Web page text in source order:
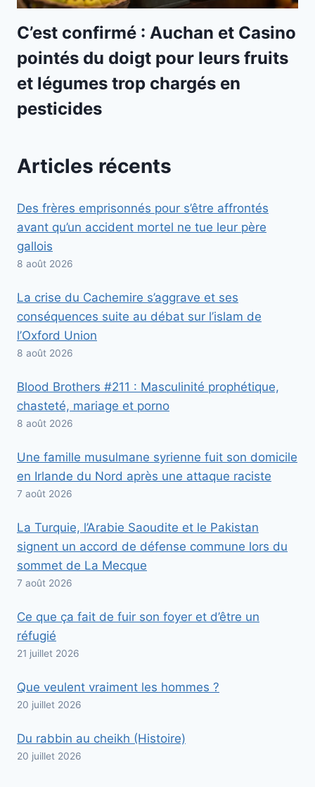
C’est confirmé : Auchan et Casino
pointés du doigt pour leurs fruits
et légumes trop chargés en
pesticides
Articles récents
Des frères emprisonnés pour s’être affrontés
avant qu’un accident mortel ne tue leur père
gallois
8 août 2026
La crise du Cachemire s’aggrave et ses
conséquences suite au débat sur l’islam de
l’Oxford Union
8 août 2026
Blood Brothers #211 : Masculinité prophétique,
chasteté, mariage et porno
8 août 2026
Une famille musulmane syrienne fuit son domicile
en Irlande du Nord après une attaque raciste
7 août 2026
La Turquie, l’Arabie Saoudite et le Pakistan
signent un accord de défense commune lors du
sommet de La Mecque
7 août 2026
Ce que ça fait de fuir son foyer et d’être un
réfugié
21 juillet 2026
Que veulent vraiment les hommes ?
20 juillet 2026
Du rabbin au cheikh (Histoire)
20 juillet 2026